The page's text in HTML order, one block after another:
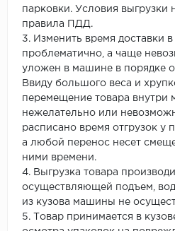
парковки. Условия
правила ПДД.
3. Изменить время доставки
проблематично, а чаще
уложен в машине в порядке
Ввиду большого веса и
перемещение товара внутри
нежелательно или
расписано время отгрузок у
а любой перенос несет
ними времени.
4. Выгрузка товара
осуществляющей подъем,
из кузова машины не
5. Товар принимается в